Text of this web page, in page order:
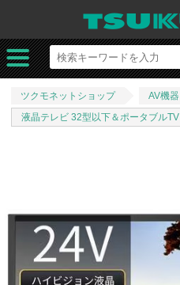
ツクモネットショップ AV機器
液晶テレビ 32型以下＆ポータブルTV